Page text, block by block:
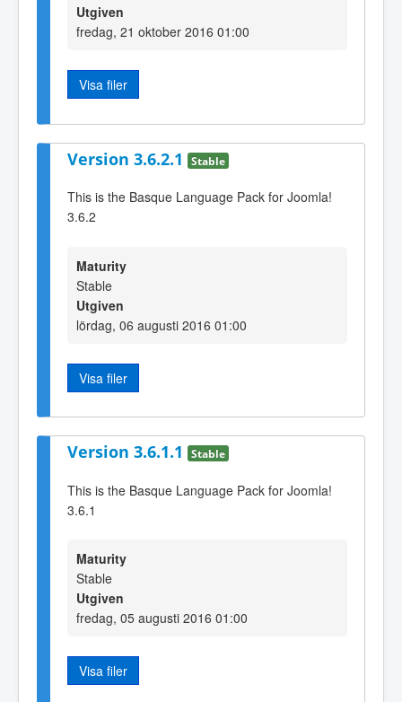
Utgiven
fredag, 21 oktober 2016 01:00
Visa filer
Version 3.6.2.1 Stable
This is the Basque Language Pack for Joomla!
3.6.2
Maturity
Stable
Utgiven
lördag, 06 augusti 2016 01:00
Visa filer
Version 3.6.1.1 Stable
This is the Basque Language Pack for Joomla!
3.6.1
Maturity
Stable
Utgiven
fredag, 05 augusti 2016 01:00
Visa filer